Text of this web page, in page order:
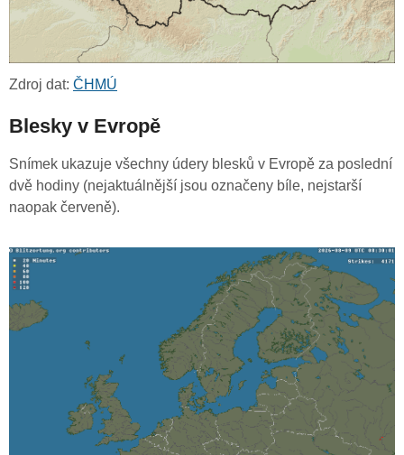
Zdroj dat: ČHMÚ
Blesky v Evropě
Snímek ukazuje všechny údery blesků v Evropě za poslední
dvě hodiny (nejaktuálnější jsou označeny bíle, nejstarší
naopak červeně).